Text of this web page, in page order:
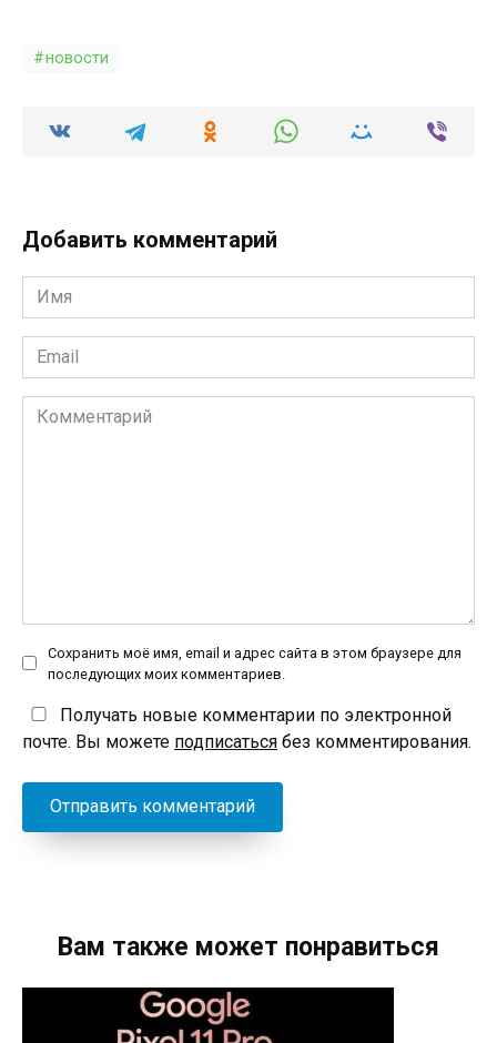
новости
Добавить комментарий
Имя
*
Email
*
Комментарий
Сохранить моё имя, email и адрес сайта в этом браузере для
последующих моих комментариев.
Получать новые комментарии по электронной
почте. Вы можете подписаться без комментирования.
Вам также может понравиться